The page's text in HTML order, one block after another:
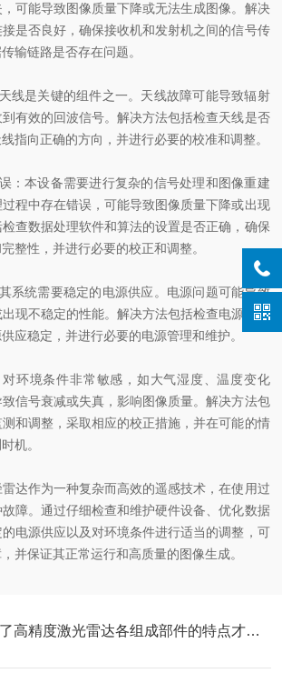
可能导致图像质量下降或无法生成图像。解决
是否良好，确保接收机和发射机之间的信号传
输链路是否存在问题。
是关键的组件之一。天线故障可能导致辐射
有效的回波信号。解决方法包括检查天线是否
指向正确的方向，并进行必要的校准和调整。
本设备需要进行复杂的信号处理和图像重建
程中存在错误，可能导致图像质量下降或出现
查数据处理软件和算法的设置是否正确，确保
整性，并进行必要的校正和调整。
统需要稳定的电源供应。电源问题可能导致
现不稳定的性能。解决方法包括检查电源连接
应稳定，并进行必要的电源管理和维护。
境条件非常敏感，如大气湿度、温度变化
信号衰减或失真，影响图像质量。解决方法包
和调整，采取相应的校正措施，并在可能的情
机。
作为一种复杂而高效的遥感技术，在使用过
障。通过仔细检查和维护硬件设备、优化数据
电源供应以及对环境条件进行适当的调整，可
并保证其正常运行和高质量的图像生成。
了解了高精度激光雷达各组成部件的特点才能更好的使用它